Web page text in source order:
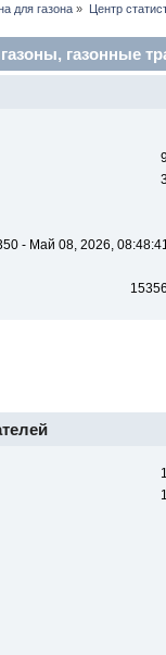
для газона » Центр
газонные
- Май 08, 2026,